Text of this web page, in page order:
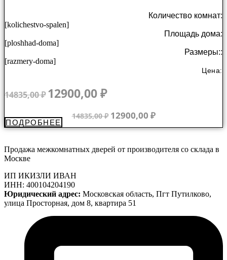
Количество комнат:
[kolichestvo-spalen]
Площадь дома:
[ploshhad-doma]
Размеры::
[razmery-doma]
Цена:
14835,00₽ Первоначальная
цена
составляла
14835,00 ₽.
12900,00₽Текущая
12900,00 ₽.
14835,00₽ Первоначальная
составляла
12900,00 ₽Текущая
12900,00 ₽.
ПОДРОБНЕЕ
Продажа межкомнатных дверей от производителя со склада в
Москве
ИП ИКИЗЛИ ИВАН
ИНН: 400104204190
Юридический адрес: Московская область, Пгт Путилково,
улица Просторная, дом 8, квартира 51